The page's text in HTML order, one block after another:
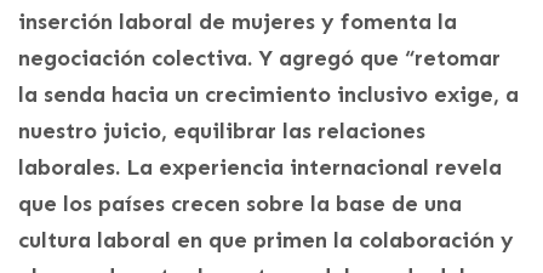
inserción laboral de mujeres y fomenta la
negociación colectiva. Y agregó que “retomar
la senda hacia un crecimiento inclusivo exige, a
nuestro juicio, equilibrar las relaciones
laborales. La experiencia internacional revela
que los países crecen sobre la base de una
cultura laboral en que primen la colaboración y